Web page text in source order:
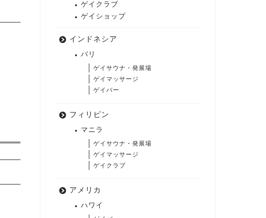
ゲイクラブ
ゲイショップ
インドネシア
バリ
ゲイサウナ・発展場
ゲイマッサージ
ゲイバー
フィリピン
マニラ
ゲイサウナ・発展場
ゲイマッサージ
ゲイクラブ
アメリカ
ハワイ